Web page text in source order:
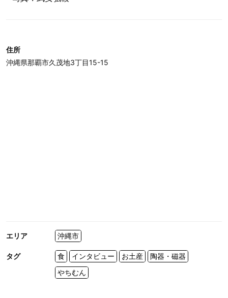
住所
沖縄県那覇市久茂地3丁目15-15
エリア 沖縄市
タグ 食 インタビュー お土産
陶器・磁器
やちむん